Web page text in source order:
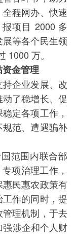
程网办、快速
项目 2000 多
等各个民生领
1000 万。
金管理
企业发展、改
了稳增长、促
定各项工作，
范、遭遇骗补
范围内联合部
项治理工作，
民惠农政策有
作的同时，提
理机制，于去
涉企和个人财